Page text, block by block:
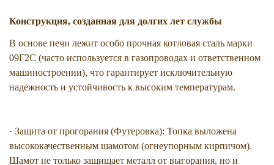
Конструкция, созданная для долгих лет службы
В основе печи лежит особо прочная котловая сталь марки
09Г2С (часто используется в газопроводах и ответственном
машиностроении), что гарантирует исключительную
надежность и устойчивость к высоким температурам.
· Защита от прогорания (Футеровка): Топка выложена
высококачественным шамотом (огнеупорным кирпичом).
Шамот не только защищает металл от выгорания, но и